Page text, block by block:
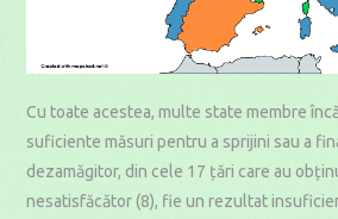
Cu toate acestea, multe state membre
suficiente măsuri pentru a sprijini sau a
dezamăgitor, din cele 17 țări care au
nesatisfăcător (8), fie un rezultat